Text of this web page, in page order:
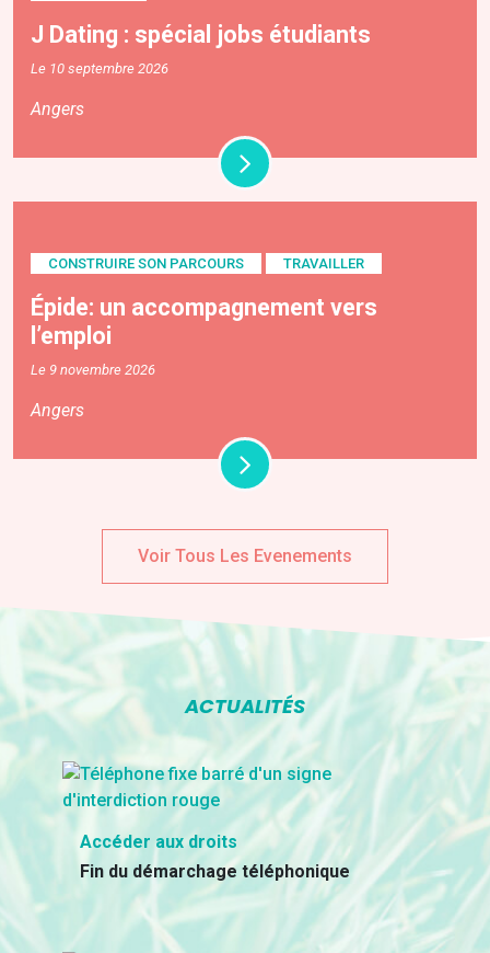
J Dating : spécial jobs étudiants
Le 10 septembre 2026
Angers
CONSTRUIRE SON PARCOURS TRAVAILLER
Épide: un accompagnement vers
l’emploi
Le 9 novembre 2026
Angers
Voir Tous Les Evenements
ACTUALITÉS
Accéder aux droits
Fin du démarchage téléphonique